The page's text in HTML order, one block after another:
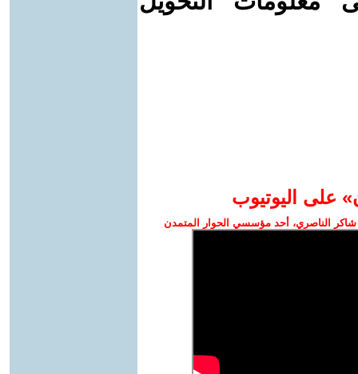
على اليوتيوب
الناصري، أحد مؤسسي الحوار المتمدن